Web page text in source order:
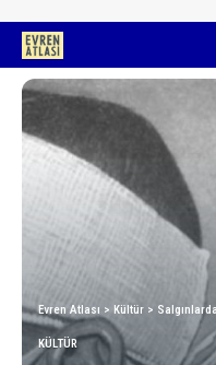
Evren Atlası > Kültür >
KÜLTÜR